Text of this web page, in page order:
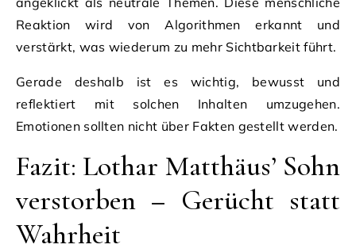
Reaktion wird von Algorithmen erkannt und
verstärkt, was wiederum zu mehr Sichtbarkeit führt.
Gerade deshalb ist es wichtig, bewusst und
reflektiert mit solchen Inhalten umzugehen.
Emotionen sollten nicht über Fakten gestellt werden.
Fazit: Lothar Matthäus’ Sohn
verstorben – Gerücht statt
Wahrheit